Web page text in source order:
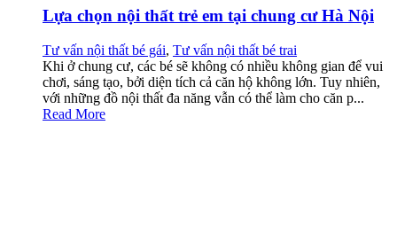
Lựa chọn nội thất trẻ em tại chung cư Hà Nội
Tư vấn nội thất bé gái, Tư vấn nội thất bé trai
Khi ở chung cư, các bé sẽ không có nhiều không gian để vui
chơi, sáng tạo, bởi diện tích cả căn hộ không lớn. Tuy nhiên,
với những đồ nội thất đa năng vẫn có thể làm cho căn p...
Read More